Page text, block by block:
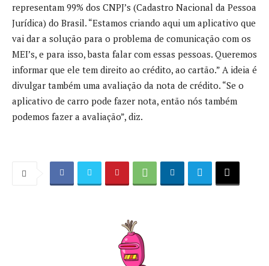
representam 99% dos CNPJ’s (Cadastro Nacional da Pessoa
Jurídica) do Brasil. “Estamos criando aqui um aplicativo que
vai dar a solução para o problema de comunicação com os
MEI’s, e para isso, basta falar com essas pessoas. Queremos
informar que ele tem direito ao crédito, ao cartão.” A ideia é
divulgar também uma avaliação da nota de crédito. “Se o
aplicativo de carro pode fazer nota, então nós também
podemos fazer a avaliação”, diz.